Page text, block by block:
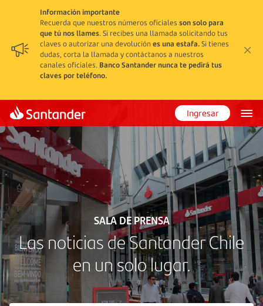
Información importante
Recuerda que nuestros números oficiales son solo para
que tú nos llames. Si recibes una llamada solicitando tus
claves o autorizar una devoluciónes una estafa.Si tienes
dudas, corta la llamada y contáctanos a nuestros
canales oficiales. Banco Santander nunca te pedirá tus
claves por teléfono.
Ingresar
SALA DE PRENSA
Las noticias de Santander Chile
en un solo lugar.